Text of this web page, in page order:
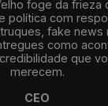
foge da frieza
política com
fake news
como
que
merecem.
CEO